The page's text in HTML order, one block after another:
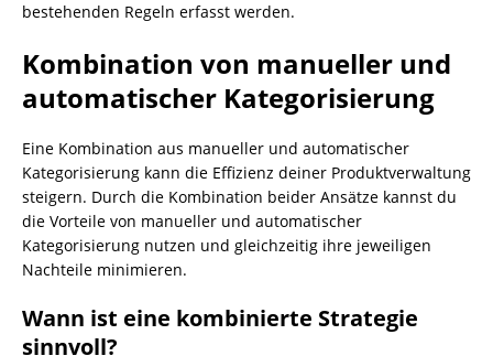
bestehenden Regeln erfasst werden.
Kombination von manueller und
automatischer Kategorisierung
Eine Kombination aus manueller und automatischer
Kategorisierung kann die Effizienz deiner Produktverwaltung
steigern. Durch die Kombination beider Ansätze kannst du
die Vorteile von manueller und automatischer
Kategorisierung nutzen und gleichzeitig ihre jeweiligen
Nachteile minimieren.
Wann ist eine kombinierte Strategie
sinnvoll?